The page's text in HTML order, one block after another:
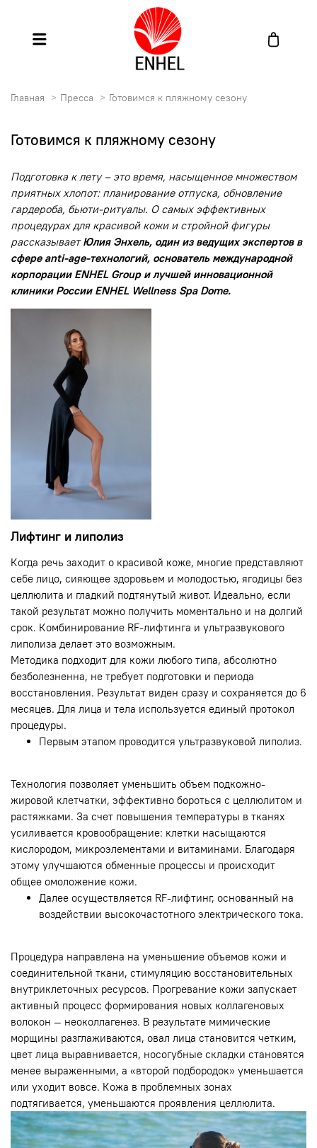
Главная Пресса Готовимся к пляжному сезону
Готовимся к пляжному сезону
Подготовка к лету – это время, насыщенное множеством
приятных хлопот: планирование отпуска, обновление
гардероба, бьюти-ритуалы. О самых эффективных
процедурах для красивой кожи и стройной фигуры
рассказываетЮлия Энхель, один из ведущих экспертов в
сфере anti-age-технологий, основатель международной
корпорации ENHEL Group и лучшей инновационной
клиники России ENHEL Wellness Spa Dome.
Лифтинг и липолиз
Когда речь заходит о красивой коже, многие представляют
себе лицо, сияющее здоровьем и молодостью, ягодицы без
целлюлита и гладкий подтянутый живот. Идеально, если
такой результат можно получить моментально и на долгий
срок. Комбинирование RF-лифтинга и ультразвукового
липолиза делает это возможным.
Методика подходит для кожи любого типа, абсолютно
безболезненна, не требует подготовки и периода
восстановления. Результат виден сразу и сохраняется до 6
месяцев. Для лица и тела используется единый протокол
процедуры.
Первым этапом проводится ультразвуковой липолиз.
Технология позволяет уменьшить объем подкожно-
жировой клетчатки, эффективно бороться с целлюлитом и
растяжками. За счет повышения температуры в тканях
усиливается кровообращение: клетки насыщаются
кислородом, микроэлементами и витаминами. Благодаря
этому улучшаются обменные процессы и происходит
общее омоложение кожи.
Далее осуществляется RF-лифтинг, основанный на
воздействии высокочастотного электрического тока.
Процедура направлена на уменьшение объемов кожи и
соединительной ткани, стимуляцию восстановительных
внутриклеточных ресурсов. Прогревание кожи запускает
активный процесс формирования новых коллагеновых
волокон — неоколлагенез. В результате мимические
морщины разглаживаются, овал лица становится четким,
цвет лица выравнивается, носогубные складки становятся
менее выраженными, а «второй подбородок» уменьшается
или уходит вовсе. Кожа в проблемных зонах
подтягивается, уменьшаются проявления целлюлита.